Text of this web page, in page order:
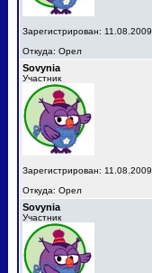
Зарегистрирован: 11.08.2009
Откуда: Орел
Sovynia
Участник
Зарегистрирован: 11.08.2009
Откуда: Орел
Sovynia
Участник